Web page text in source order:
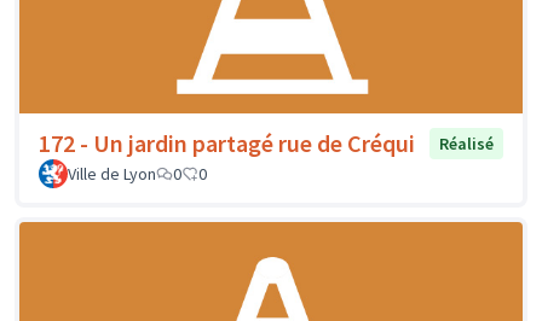
172 - Un jardin partagé rue de Créqui
Réalisé
Ville de Lyon
0 0